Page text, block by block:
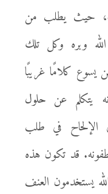
حيث يطلب من
وبره وكل تلك
يسوع كلامًا غريبًا
يتكلم عن حلول
الإلحاح في طلب
قد تكون هذه
يستخدمون العنف